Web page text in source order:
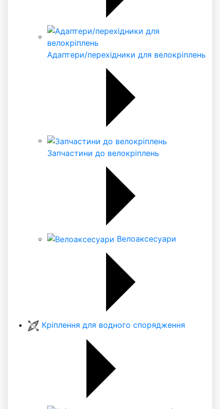
Адаптери/перехідники для велокріплень
Запчастини до велокріплень
Велоаксесуари
Кріплення для водного спорядження